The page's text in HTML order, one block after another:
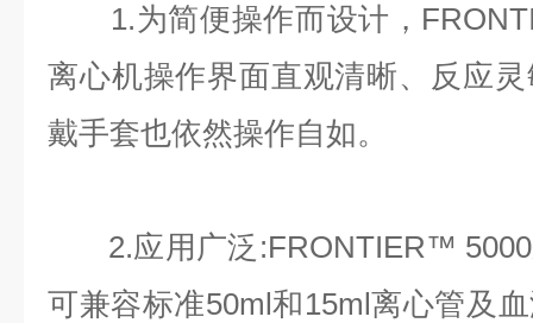
1.为简便操作而设计，
离心机操作界面直观清晰、反应
戴手套也依然操作自如。
2.应用广泛:FRONTIER™ 5000
可兼容标准50ml和15ml离心管及